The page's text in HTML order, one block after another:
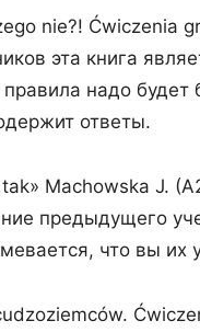
nie?! Ćwiczenia
эта книга
правила надо
ответы.
Machowska J.
предыдущего
что вы их